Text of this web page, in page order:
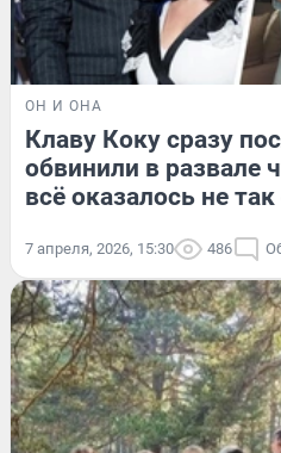
ОН И ОНА
Клаву Коку сразу
обвинили в развале
всё оказалось не
7 апреля, 2026, 15:30 486